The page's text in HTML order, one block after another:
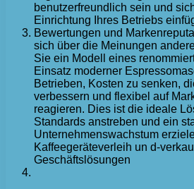
benutzerfreundlich sein und
Einrichtung Ihres Betriebs
Bewertungen und
sich über die Meinungen
Sie ein Modell eines
Einsatz moderner
Betrieben, Kosten zu senken,
verbessern und flexibel auf
reagieren. Dies ist die ideale
Standards anstreben und ein
Unternehmenswachstum
Kaffeegeräteverleih un d-
Geschäftslösungen